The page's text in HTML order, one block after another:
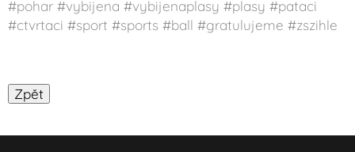
#pohar #vybijena #vybijenaplasy #plasy #pataci
#ctvrtaci #sport #sports #ball #gratulujeme #zszihle